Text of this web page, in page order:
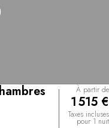
À partir de
1 515 €
Taxes incluses
pour 1 nuit